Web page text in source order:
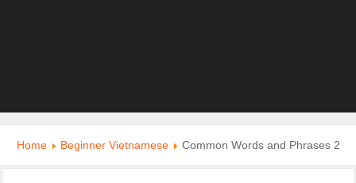
Home Beginner Vietnamese Common Words and Phrases 2